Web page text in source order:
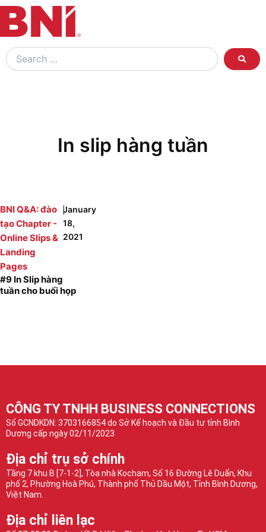
Search
…
In slip hàng tuần
BNI Q&A: đào
tạo Chapter -
Online Slips &
Landing
Pages
|January
18,
2021
#9 In Slip hàng
tuần cho buổi họp
CÔNG TY TNHH BUSINESS CONNECTIONS
Số GCNDKDN: 3703166854 do Sở Kế hoạch và Đầu tư tỉnh Bình
Dương cấp ngày 02/11/2023
Địa chỉ trụ sở chính
Tầng 7 khu B [7-1-2], Tòa nhà Kocham, Số 16 Đường Lê Duẩn, Khu
phố 2, Phường Hoà Phú, Thành phố Thủ Dầu Một, Tỉnh Bình Dương,
Việt Nam.
Địa chỉ liên lạc